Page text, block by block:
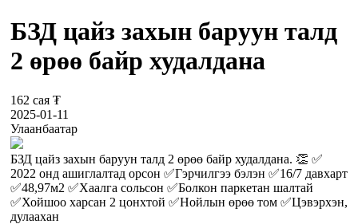
БЗД цайз захын баруун талд
2 өрөө байр худалдана
162 сая ₮
2025-01-11
Улаанбаатар
БЗД цайз захын баруун талд 2 өрөө байр худалдана. 👏 ✅
2022 онд ашиглалтад орсон ✅Гэрчилгээ бэлэн ✅16/7 давхарт
✅48,97м2 ✅Хаалга сольсон ✅Болкон паркетан шалтай
✅Хойшоо харсан 2 цонхтой ✅Нойлын өрөө том ✅Цэвэрхэн,
дулаахан